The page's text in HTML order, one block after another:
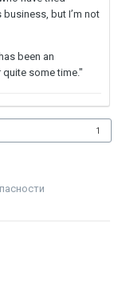
but I’m not
been an
quite some time."
1